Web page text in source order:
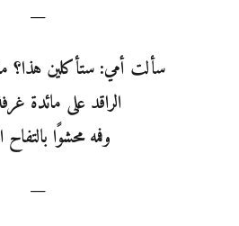
—
سألت أمي: ستأكلين هذا؟
الراقد على مائدة
وفمه محشوًا بالتفاح
—